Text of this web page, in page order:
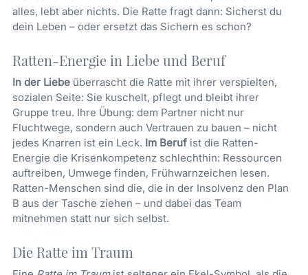
alles, lebt aber nichts. Die Ratte fragt dann: Sicherst du
dein Leben – oder ersetzt das Sichern es schon?
Ratten-Energie in Liebe und Beruf
In der Liebe überrascht die Ratte mit ihrer verspielten,
sozialen Seite: Sie kuschelt, pflegt und bleibt ihrer
Gruppe treu. Ihre Übung: dem Partner nicht nur
Fluchtwege, sondern auch Vertrauen zu bauen – nicht
jedes Knarren ist ein Leck. Im Beruf ist die Ratten-
Energie die Krisenkompetenz schlechthin: Ressourcen
auftreiben, Umwege finden, Frühwarnzeichen lesen.
Ratten-Menschen sind die, die in der Insolvenz den Plan
B aus der Tasche ziehen – und dabei das Team
mitnehmen statt nur sich selbst.
Die Ratte im Traum